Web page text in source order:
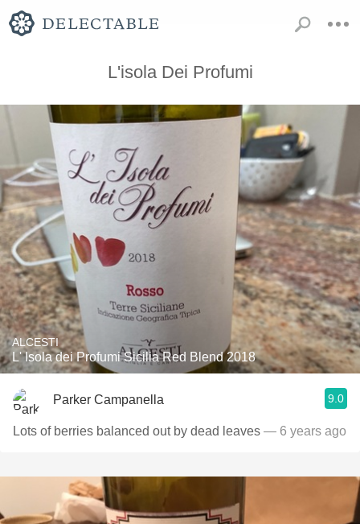
L'isola Dei Profumi
ALCESTI
L' Isola dei Profumi Sicilia Red Blend 2018
Parker Campanella 9.0
Lots of berries balanced out by dead leaves — 6 years ago